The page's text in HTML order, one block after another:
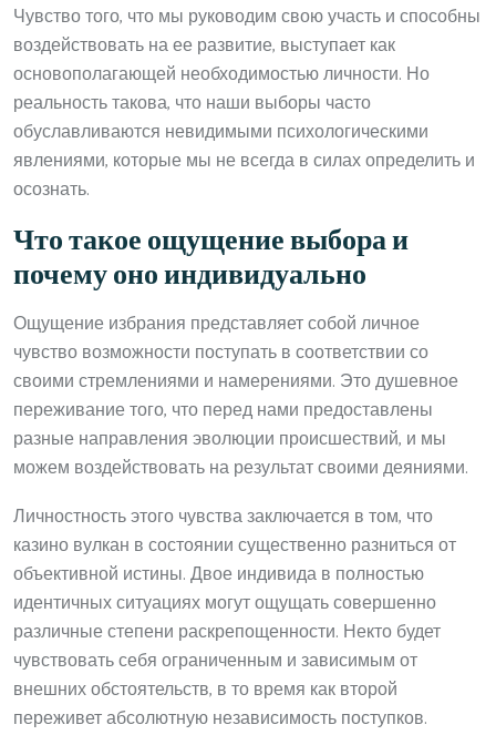
Чувство того, что мы руководим свою участь и способны
воздействовать на ее развитие, выступает как
основополагающей необходимостью личности. Но
реальность такова, что наши выборы часто
обуславливаются невидимыми психологическими
явлениями, которые мы не всегда в силах определить и
осознать.
Что такое ощущение выбора и
почему оно индивидуально
Ощущение избрания представляет собой личное
чувство возможности поступать в соответствии со
своими стремлениями и намерениями. Это душевное
переживание того, что перед нами предоставлены
разные направления эволюции происшествий, и мы
можем воздействовать на результат своими деяниями.
Личностность этого чувства заключается в том, что
казино вулкан в состоянии существенно разниться от
объективной истины. Двое индивида в полностью
идентичных ситуациях могут ощущать совершенно
различные степени раскрепощенности. Некто будет
чувствовать себя ограниченным и зависимым от
внешних обстоятельств, в то время как второй
переживет абсолютную независимость поступков.